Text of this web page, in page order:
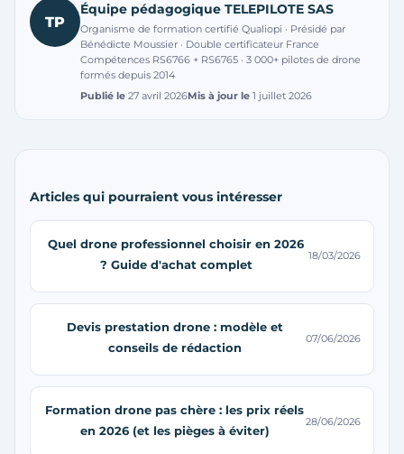
TP
Équipe pédagogique TELEPILOTE SAS
Organisme de formation certifié Qualiopi · Présidé par
Bénédicte Moussier · Double certificateur France
Compétences RS6766 + RS6765 · 3 000+ pilotes de drone
formés depuis 2014
Publié le 27 avril 2026Mis à jour le 1 juillet 2026
Articles qui pourraient vous intéresser
Quel drone professionnel choisir en 2026
? Guide d'achat complet
18/03/2026
Devis prestation drone : modèle et
conseils de rédaction
07/06/2026
Formation drone pas chère : les prix réels
en 2026 (et les pièges à éviter)
28/06/2026